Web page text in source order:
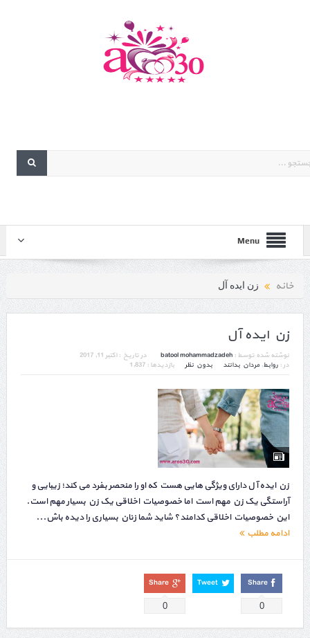
Menu
خانه زن ایده آل
زن ایده آل
نوشته شده توسط : batool mohammadzadeh در تاریخ :اکتبر 11, 2017
در : روابط,مردان بدانند بدون نظر بازدیدها : 1,837
زن ایده آل دارای ویژگی هایی هست که او را منحصر بفرد می کند؛ زیبایی و
آراستگی یک زن مهم است اما خصوصیات اخلاقی یک زن بسیار مهم است.
این خصوصیات اخلاقی کدامند؟ شاید شما زنان بسیاری را دیده باش...
ادامه مطلب
Share
0
Tweet
Share
0